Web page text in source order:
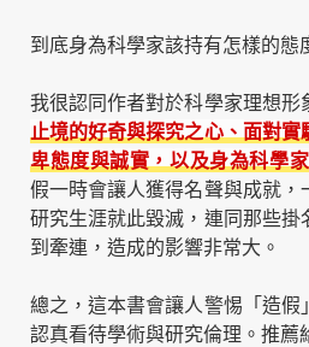
到底身為科學家該持有怎樣的態
我很認同作者對於科學家理想形
止境的好奇與探究之心、面對實
卑態度與誠實，以及身為科學家
假一時會讓人獲得名聲與成就，
研究生涯就此毀滅，連同那些掛
到牽連，造成的影響非常大。
總之，這本書會讓人警惕「造假
認真看待學術與研究倫理。推薦